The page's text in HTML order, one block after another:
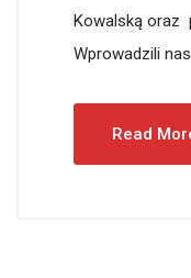
Kowalską oraz
Wprowadzili
Read